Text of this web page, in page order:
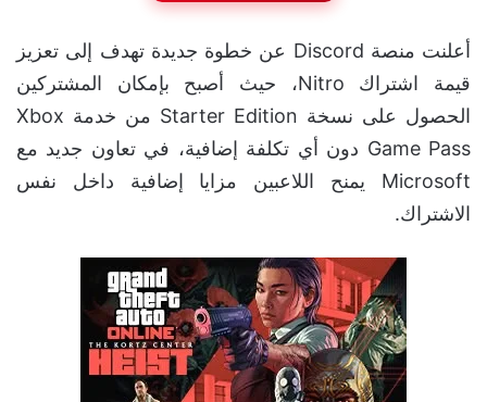
أعلنت منصة Discord عن خطوة جديدة تهدف إلى تعزيز
قيمة اشتراك Nitro، حيث أصبح بإمكان المشتركين
الحصول على نسخة Starter Edition من خدمة Xbox
Game Pass دون أي تكلفة إضافية، في تعاون جديد مع
Microsoft يمنح اللاعبين مزايا إضافية داخل نفس
الاشتراك.